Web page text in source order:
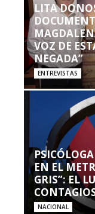
LITA
VOZ DE
NEGADA”
ENTREVISTAS
EN EL
GRIS”: EL
NACIONAL